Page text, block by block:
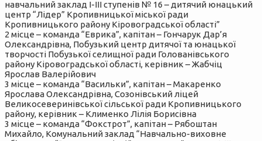
навчальний заклад І-ІІІ ступенів № 16 – дитячий юнацький
центр “Лідер” Кропивницької міської ради
Кропивницького району Кіровоградської області”
2 місце – команда “Еврика”, капітан – Гончарук Дар’я
Олександрівна, Побузький центр дитячої та юнацької
творчості Побузької селищної ради Голованівського
району Кіровоградської області, керівник – Жабчіц
Ярослав Валерійович
3 місце – команда “Васильки”, капітан – Макаренко
Ярослава Олександрівна, Созонівський ліцей
Великосеверинівської сільської ради Кропивницького
району, керівник – Клименко Лілія Борисівна
3 місце – команда “Фокстрот”, капітан – Рябоштан
Михайло, Комунальний заклад “Навчально-виховне